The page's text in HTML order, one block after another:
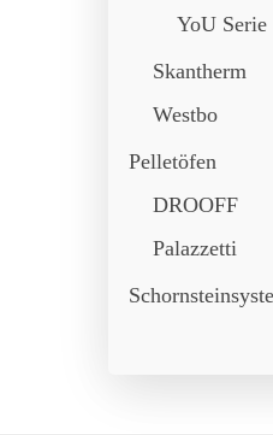
YoU Serie
Skantherm
Westbo
Pelletöfen
DROOFF
Palazzetti